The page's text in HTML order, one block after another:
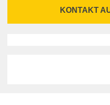
KONTAKT